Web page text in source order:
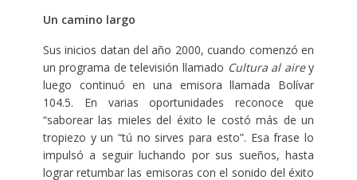
Un camino largo
Sus inicios datan del año 2000, cuando comenzó en
un programa de televisión llamado Cultura al airey
luego continuó en una emisora llamada Bolívar
104.5. En varias oportunidades reconoce que
“saborear las mieles del éxito le costó más de un
tropiezo y un “tú no sirves para esto”. Esa frase lo
impulsó a seguir luchando por sus sueños, hasta
lograr retumbar las emisoras con el sonido del éxito